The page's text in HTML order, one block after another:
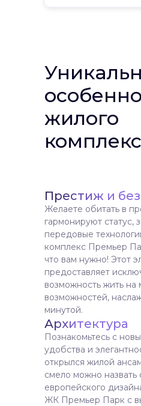
жилого
Престиж и
Желаете обитать в
гармонируют статус,
передовые
комплекс Премьер
что вам нужно! Этот
предоставляет
возможность жить на
возможностей,
минутой.
Архитектура
Познакомьтесь с
удобства и
открылся жилой
смело можно назвать
европейского
ЖК Премьер Парк с